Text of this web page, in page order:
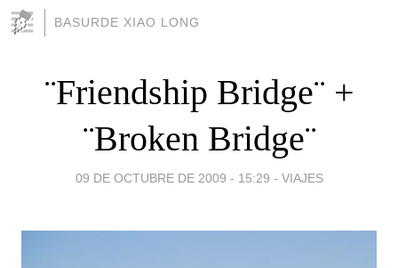
BASURDE XIAO LONG
¨Friendship Bridge¨ +
¨Broken Bridge¨
09 DE OCTUBRE DE 2009 - 15:29 - VIAJES